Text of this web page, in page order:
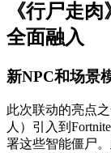
《行尸走
全面融入
新NPC和场景
此次联动的亮点
人）引入到
署这些智能僵尸